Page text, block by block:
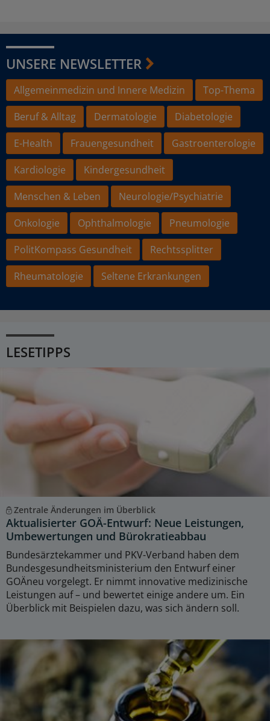
UNSERE NEWSLETTER
Allgemeinmedizin und Innere Medizin
Top-Thema
Beruf & Alltag
Dermatologie
Diabetologie
E-Health
Frauengesundheit
Gastroenterologie
Kardiologie
Kindergesundheit
Menschen & Leben
Neurologie/Psychiatrie
Onkologie
Ophthalmologie
Pneumologie
PolitKompass Gesundheit
Rechtssplitter
Rheumatologie
Seltene Erkrankungen
LESETIPPS
Zentrale Änderungen im Überblick
Aktualisierter GOÄ-Entwurf: Neue Leistungen,
Umbewertungen und Bürokratieabbau
Bundesärztekammer und PKV-Verband haben dem
Bundesgesundheitsministerium den Entwurf einer
GOÄneu vorgelegt. Er nimmt innovative medizinische
Leistungen auf – und bewertet einige andere um. Ein
Überblick mit Beispielen dazu, was sich ändern soll.